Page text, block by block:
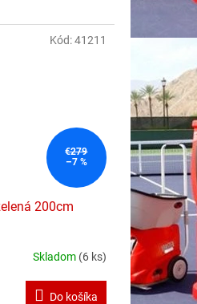
€279
–7 %
200cm
Skladom (6 ks)
Do košíka
Kód:41211